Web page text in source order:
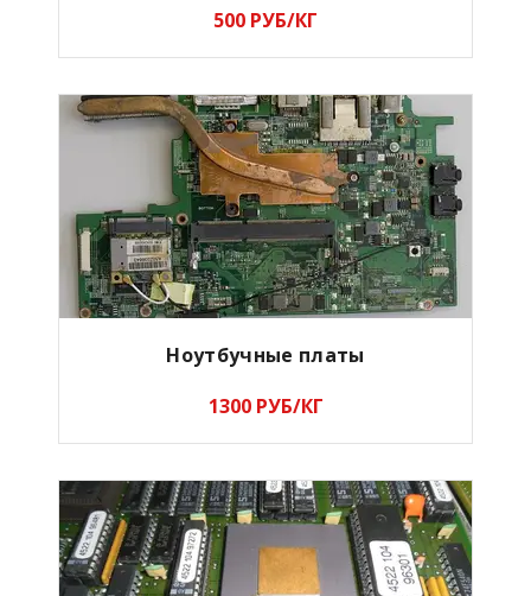
500 РУБ/КГ
Ноутбучные платы
1300 РУБ/КГ